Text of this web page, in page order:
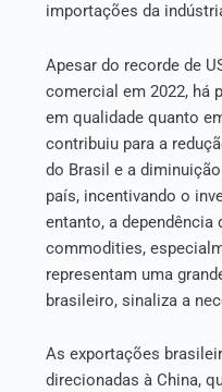
importações da
Apesar do recorde de
comercial em 2022, há
em qualidade quanto
contribuiu para a
do Brasil e a
país, incentivando o
entanto, a dependência
commodities,
representam uma
brasileiro, sinaliza a
As exportações
direcionadas à China,